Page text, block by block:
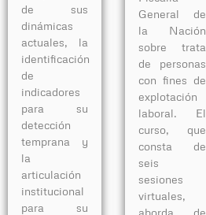
de sus
dinámicas
actuales, la
identificación
de
indicadores
para su
detección
temprana y
la
articulación
institucional
para su
General de
la Nación
sobre trata
de personas
con fines de
explotación
laboral. El
curso, que
consta de
seis
sesiones
virtuales,